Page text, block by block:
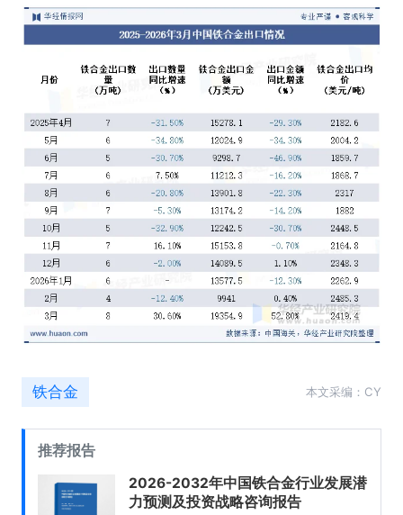
铁合金 本文采编：CY
推荐报告
2026-2032年中国铁合金行业发展潜
力预测及投资战略咨询报告